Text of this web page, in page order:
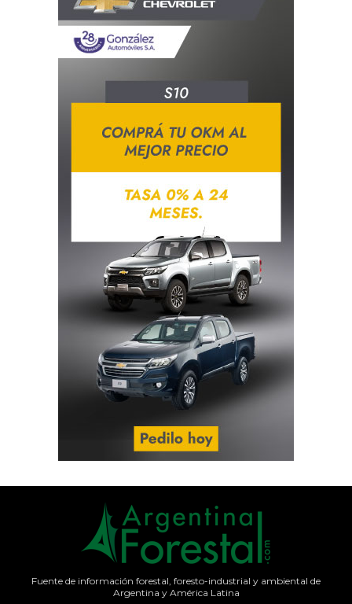
Fuente de información forestal, foresto-industrial y ambiental de
Argentina y América Latina